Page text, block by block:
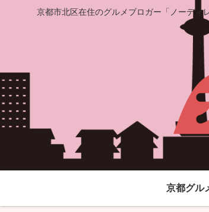
京都市北区在住のグルメブロガー「ノーディ
京都グル